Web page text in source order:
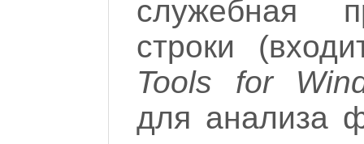
служебная
строки
Tools for
для анализа